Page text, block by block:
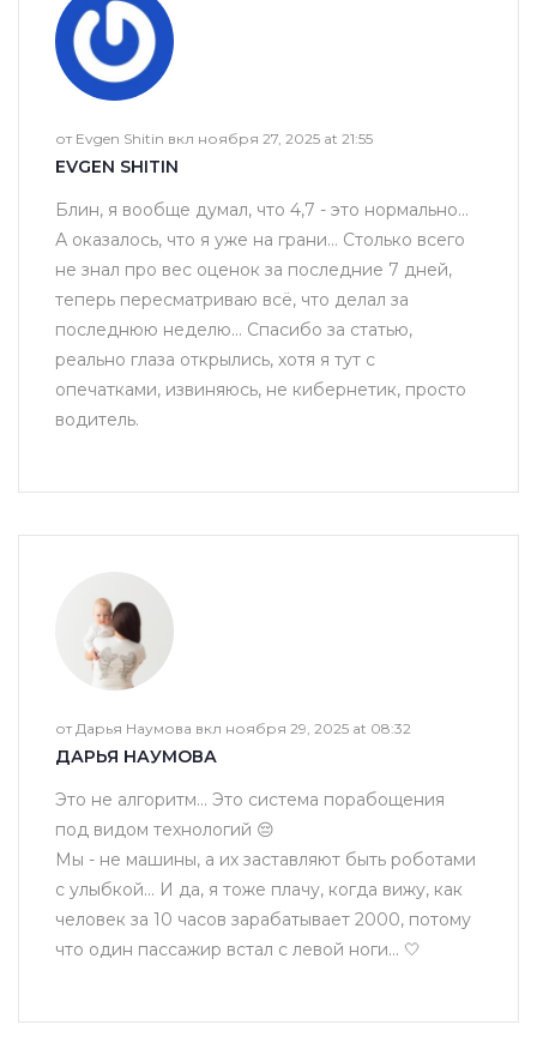
от Evgen Shitin вкл ноября 27, 2025 at 21:55
EVGEN SHITIN
Блин, я вообще думал, что 4,7 - это нормально...
А оказалось, что я уже на грани... Столько всего
не знал про вес оценок за последние 7 дней,
теперь пересматриваю всё, что делал за
последнюю неделю... Спасибо за статью,
реально глаза открылись, хотя я тут с
опечатками, извиняюсь, не кибернетик, просто
водитель.
от Дарья Наумова вкл ноября 29, 2025 at 08:32
ДАРЬЯ НАУМОВА
Это не алгоритм... Это система порабощения
под видом технологий 😔
Мы - не машины, а их заставляют быть роботами
с улыбкой... И да, я тоже плачу, когда вижу, как
человек за 10 часов зарабатывает 2000, потому
что один пассажир встал с левой ноги... 🤍